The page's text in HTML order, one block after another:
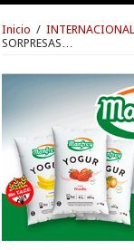
Inicio /
SORPRESAS…